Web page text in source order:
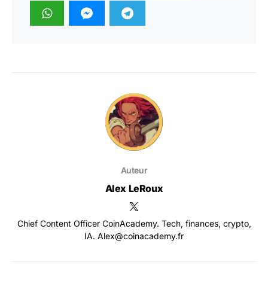
Auteur
Alex LeRoux
Chief Content Officer CoinAcademy. Tech, finances, crypto,
IA. Alex@coinacademy.fr